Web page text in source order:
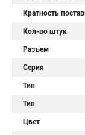
Кратность
Кол-во штук
Разъем
Серия
Тип
Тип
Цвет